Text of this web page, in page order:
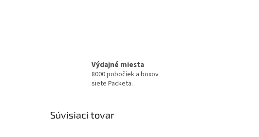
Výdajné miesta
8000 pobočiek a boxov
siete Packeta.
Súvisiaci tovar